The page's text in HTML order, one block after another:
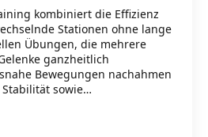
kombiniert die Effizienz
Stationen ohne lange
Übungen, die mehrere
ganzheitlich
Bewegungen nachahmen
sowie…